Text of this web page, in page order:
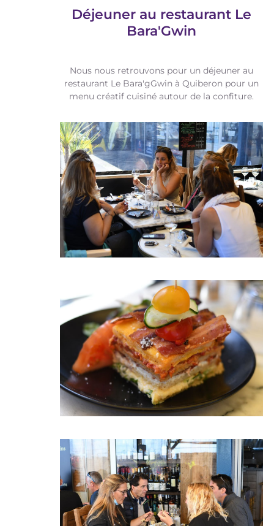
Déjeuner au restaurant Le
Bara'Gwin
Nous nous retrouvons pour un déjeuner au
restaurant Le Bara'gGwin à Quiberon pour un
menu créatif cuisiné autour de la confiture.